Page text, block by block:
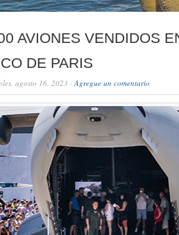
AVIONES VENDIDOS
DE PARIS
agosto 16, 2023 ·Agregue un comentario